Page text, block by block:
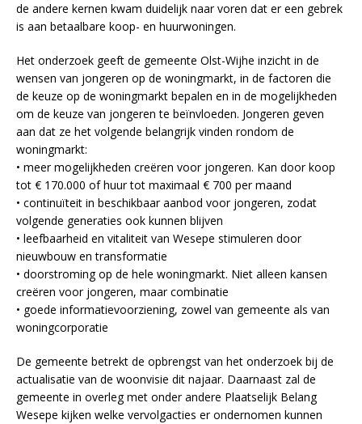
de andere kernen kwam duidelijk naar voren dat er een gebrek
is aan betaalbare koop- en huurwoningen.
Het onderzoek geeft de gemeente Olst-Wijhe inzicht in de
wensen van jongeren op de woningmarkt, in de factoren die
de keuze op de woningmarkt bepalen en in de mogelijkheden
om de keuze van jongeren te beïnvloeden. Jongeren geven
aan dat ze het volgende belangrijk vinden rondom de
woningmarkt:
• meer mogelijkheden creëren voor jongeren. Kan door koop
tot € 170.000 of huur tot maximaal € 700 per maand
• continuïteit in beschikbaar aanbod voor jongeren, zodat
volgende generaties ook kunnen blijven
• leefbaarheid en vitaliteit van Wesepe stimuleren door
nieuwbouw en transformatie
• doorstroming op de hele woningmarkt. Niet alleen kansen
creëren voor jongeren, maar combinatie
• goede informatievoorziening, zowel van gemeente als van
woningcorporatie
De gemeente betrekt de opbrengst van het onderzoek bij de
actualisatie van de woonvisie dit najaar. Daarnaast zal de
gemeente in overleg met onder andere Plaatselijk Belang
Wesepe kijken welke vervolgacties er ondernomen kunnen